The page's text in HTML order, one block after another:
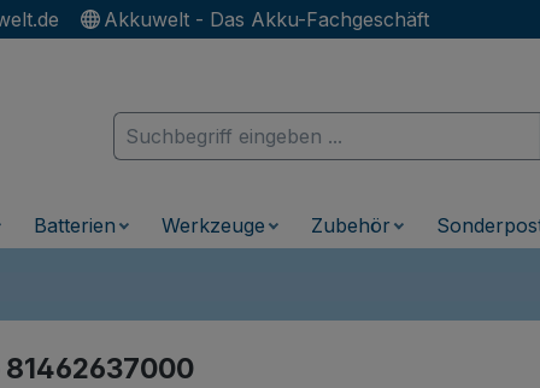
Akkuwelt - Das Akku-Fachgeschäft
Batterien Werkzeuge Zubehör